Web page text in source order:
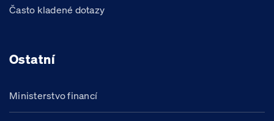
Často kladené dotazy
Ostatní
Ministerstvo financí